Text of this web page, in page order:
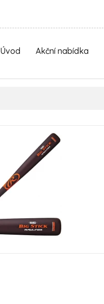
Úvod Akční nabídka